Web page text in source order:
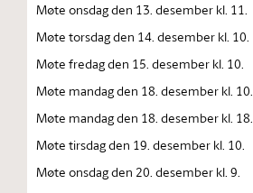
Møte onsdag den 13. desember kl. 11.
Møte torsdag den 14. desember kl. 10.
Møte fredag den 15. desember kl. 10.
Møte mandag den 18. desember kl. 10.
Møte mandag den 18. desember kl. 18.
Møte tirsdag den 19. desember kl. 10.
Møte onsdag den 20. desember kl. 9.